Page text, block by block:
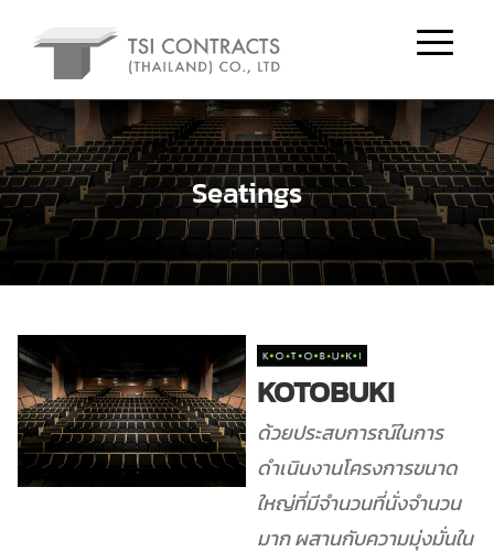
Seatings
KOTOBUKI
ด้วยประสบการณ์ในการ
ดำเนินงานโครงการขนาด
ใหญ่ที่มีจำนวนที่นั่งจำนวน
มาก ผสานกับความมุ่งมั่นใน